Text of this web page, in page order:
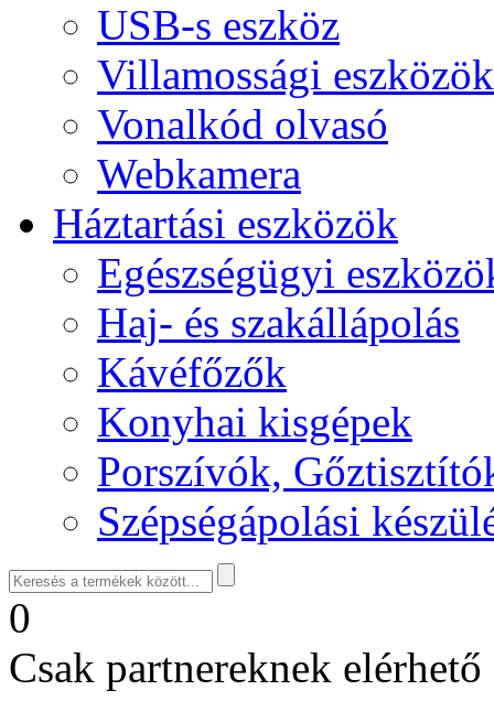
USB-s eszköz
Villamossági eszközök
Vonalkód olvasó
Webkamera
Háztartási eszközök
Egészségügyi
Haj- és szakállápolás
Kávéfőzők
Konyhai kisgépek
Porszívók,
Szépségápolási
0
Csak partnereknek